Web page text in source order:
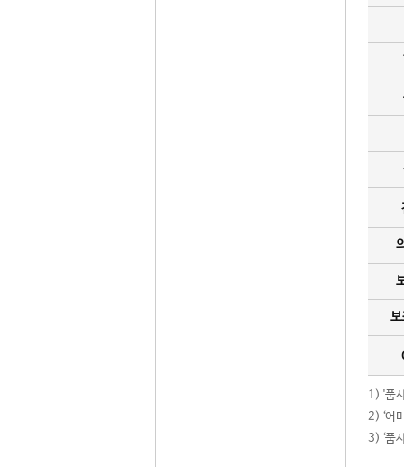
보
1) '품
2) ‘어
3) ‘품